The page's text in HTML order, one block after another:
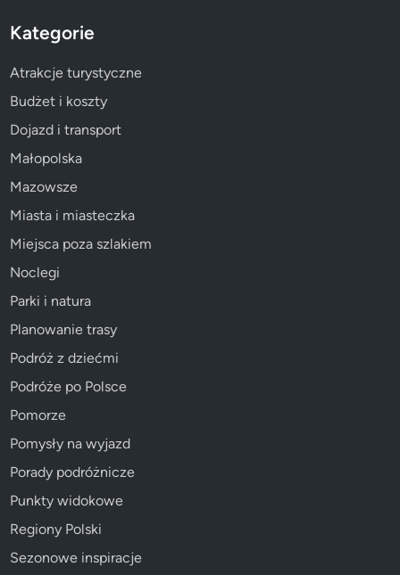
Kategorie
Atrakcje turystyczne
Budżet i koszty
Dojazd i transport
Małopolska
Mazowsze
Miasta i miasteczka
Miejsca poza szlakiem
Noclegi
Parki i natura
Planowanie trasy
Podróż z dziećmi
Podróże po Polsce
Pomorze
Pomysły na wyjazd
Porady podróżnicze
Punkty widokowe
Regiony Polski
Sezonowe inspiracje